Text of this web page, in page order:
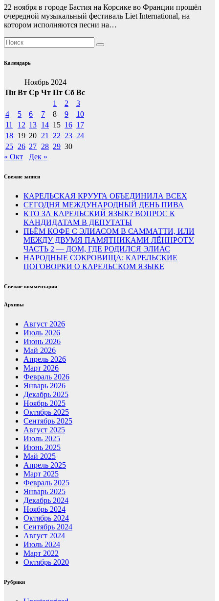
22 ноября в городе Бастия на Корсике во Франции прошёл
очередной музыкальный фестиваль Liet International, на
котором исполняются песни на…
Календарь
Ноябрь 2024
Пн Вт Ср Чт Пт Сб Вс
1
2
3
4
5 6 7 8 9
10
11
12 13 14 15 16 17
18 19 20 21 22 23 24
25 26 27 28 29 30
« Окт
Дек »
Свежие записи
КАРЕЛЬСКАЯ КРУУГА ОБЪЕДИНИЛА ВСЕХ
СЕГОДНЯ МЕЖДУНАРОДНЫЙ ДЕНЬ ПИВА
КТО ЗА КАРЕЛЬСКИЙ ЯЗЫК? ВОПРОС К
КАНДИДАТАМ В ДЕПУТАТЫ
ПЬЁМ КОФЕ С ЭЛИАСОМ В САММАТТИ, ИЛИ
МЕЖДУ ДВУМЯ ПАМЯТНИКАМИ ЛЁННРОТУ.
ЧАСТЬ 2 — ДОМ, ГДЕ РОДИЛСЯ ЭЛИАС
НАРОДНЫЕ СОКРОВИЩА: КАРЕЛЬСКИЕ
ПОГОВОРКИ О КАРЕЛЬСКОМ ЯЗЫКЕ
Свежие комментарии
Архивы
Август 2026
Июль 2026
Июнь 2026
Май 2026
Апрель 2026
Март 2026
Февраль 2026
Январь 2026
Декабрь 2025
Ноябрь 2025
Октябрь 2025
Сентябрь 2025
Август 2025
Июль 2025
Июнь 2025
Май 2025
Апрель 2025
Март 2025
Февраль 2025
Январь 2025
Декабрь 2024
Ноябрь 2024
Октябрь 2024
Сентябрь 2024
Август 2024
Июль 2024
Март 2022
Октябрь 2020
Рубрики